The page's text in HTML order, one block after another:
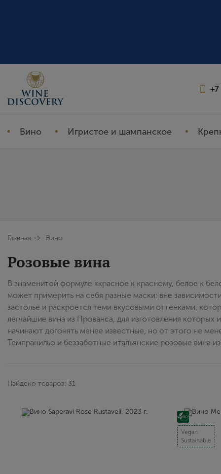
+7
Вино Игристое и шампанское
Главная Вино
Розовые вина
В знаменитой формуле «красное к красному, белое к
может примерить на себя разные маски: вне
застолье и раскроется теми вкусовыми оттенками,
легчайшие вина из Прованса, для изготовления
начинают догонять менее известные, но от этого не
Темпранильо и беззаботные итальянские розовые вина
Найдено товаров: 31
Vegan
Sustainable